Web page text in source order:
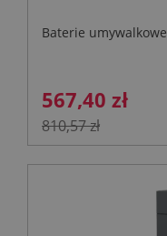
Baterie umywalkowe
567,40 zł
810,57 zł